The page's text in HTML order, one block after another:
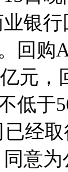
银
回购
元
低于
经
同意